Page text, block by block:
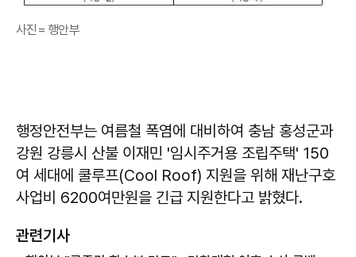
사진= 행안부
행정안전부는 여름철 폭염에 대비하여 충남 홍성군과
강원 강릉시 산불 이재민 '임시주거용 조립주택' 150
여 세대에 쿨루프(Cool Roof) 지원을 위해 재난구호
사업비 6200여만원을 긴급 지원한다고 밝혔다.
관련기사